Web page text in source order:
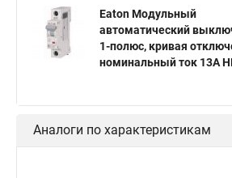
Eaton Модульный
автоматический
1-полюс, кривая
номинальный ток 13А
Аналоги по характеристикам